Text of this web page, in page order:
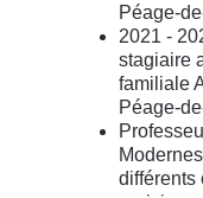
Péage-
2021 -
stagiaire
familiale
Péage-
différents